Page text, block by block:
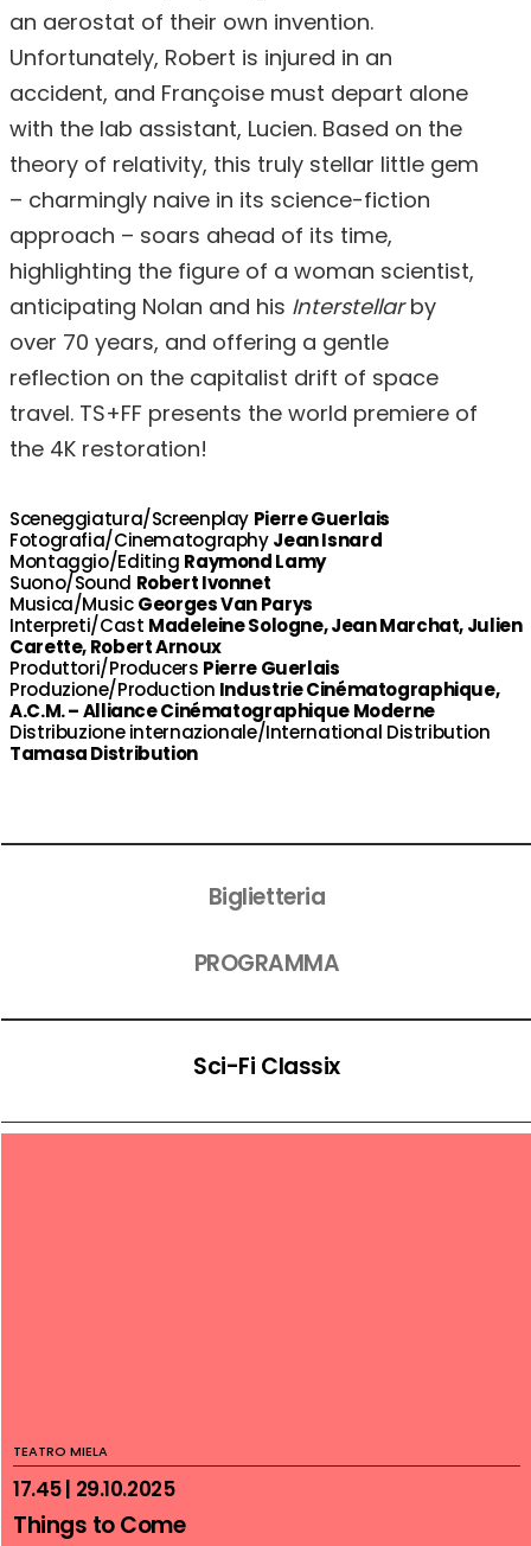
an aerostat of their own invention.
Unfortunately, Robert is injured in an
accident, and Françoise must depart alone
with the lab assistant, Lucien. Based on the
theory of relativity, this truly stellar little gem
– charmingly naive in its science-fiction
approach – soars ahead of its time,
highlighting the figure of a woman scientist,
anticipating Nolan and his Interstellarby
over 70 years, and offering a gentle
reflection on the capitalist drift of space
travel. TS+FF presents the world premiere of
the 4K restoration!
Sceneggiatura/Screenplay Pierre Guerlais
Fotografia/CinematographyJean Isnard
Montaggio/Editing Raymond Lamy
Suono/Sound Robert Ivonnet
Musica/MusicGeorges Van Parys
Interpreti/Cast Madeleine Sologne, Jean Marchat, Julien
Carette, Robert Arnoux
Produttori/Producers Pierre Guerlais
Produzione/Production Industrie Cinématographique,
A.C.M. – Alliance Cinématographique Moderne
Distribuzione internazionale/International Distribution
Tamasa Distribution
Biglietteria
PROGRAMMA
Sci-Fi Classix
TEATRO MIELA
17.45 | 29.10.2025
Things to Come